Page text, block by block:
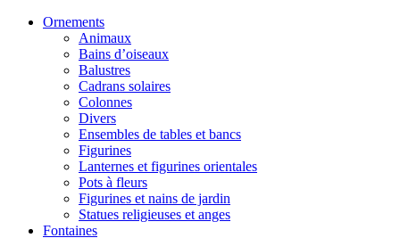
Ornements
Animaux
Bains d’oiseaux
Balustres
Cadrans solaires
Colonnes
Divers
Ensembles de tables et bancs
Figurines
Lanternes et figurines orientales
Pots à fleurs
Figurines et nains de jardin
Statues religieuses et anges
Fontaines